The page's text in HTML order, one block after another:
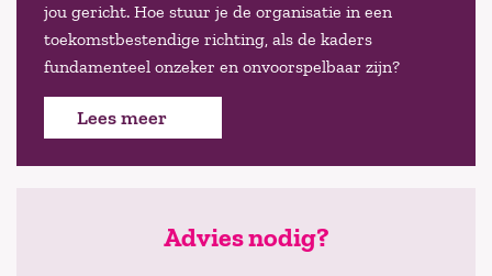
jou gericht. Hoe stuur je de organisatie in een
toekomstbestendige richting, als de kaders
fundamenteel onzeker en onvoorspelbaar zijn?
Lees meer
Advies nodig?